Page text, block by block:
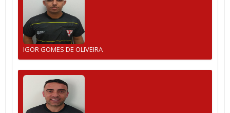
IGOR GOMES DE OLIVEIRA